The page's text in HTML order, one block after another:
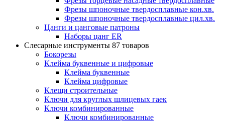
Фрезы шпоночные твердосплавные кон.хв.
Фрезы шпоночные твердосплавные цил.хв.
Цанги и цанговые патроны
Наборы цанг ER
Слесарные инструменты 87 товаров
Бокорезы
Клейма буквенные и цифровые
Клейма буквенные
Клейма цифровые
Клещи строительные
Ключи для круглых шлицевых гаек
Ключи комбинированные
Ключи комбинированные